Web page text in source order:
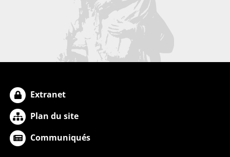
Extranet
Plan du site
Communiqués